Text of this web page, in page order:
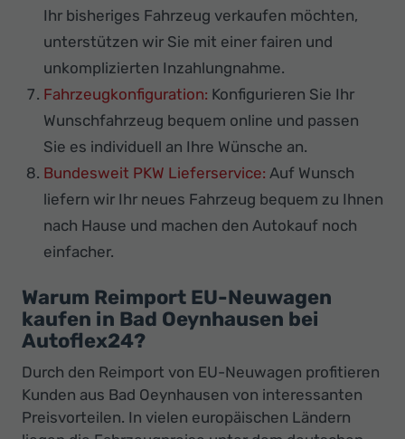
Ihr bisheriges Fahrzeug verkaufen möchten,
unterstützen wir Sie mit einer fairen und
unkomplizierten Inzahlungnahme.
Fahrzeugkonfiguration: Konfigurieren Sie Ihr
Wunschfahrzeug bequem online und passen
Sie es individuell an Ihre Wünsche an.
Bundesweit PKW Lieferservice: Auf Wunsch
liefern wir Ihr neues Fahrzeug bequem zu Ihnen
nach Hause und machen den Autokauf noch
einfacher.
Warum Reimport EU-Neuwagen
kaufen in Bad Oeynhausen bei
Autoflex24?
Durch den Reimport von EU-Neuwagen profitieren
Kunden aus Bad Oeynhausen von interessanten
Preisvorteilen. In vielen europäischen Ländern